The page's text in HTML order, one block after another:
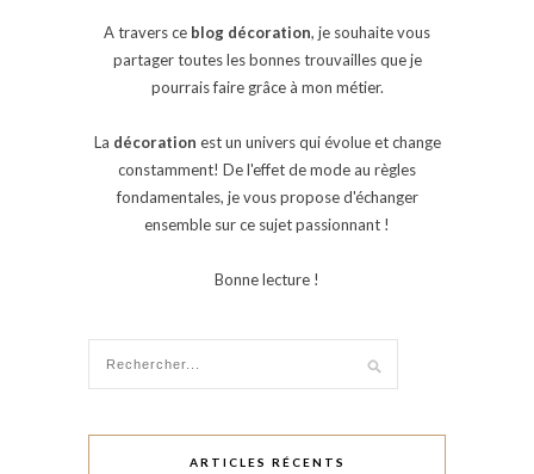
A travers ce blog décoration, je souhaite vous
partager toutes les bonnes trouvailles que je
pourrais faire grâce à mon métier.
La décoration est un univers qui évolue et change
constamment! De l'effet de mode au règles
fondamentales, je vous propose d'échanger
ensemble sur ce sujet passionnant !
Bonne lecture !
ARTICLES RÉCENTS